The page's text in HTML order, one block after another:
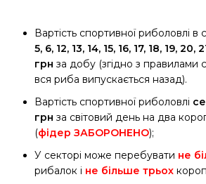
Вартість спортивної риболовлі в
5, 6, 12, 13, 14, 15, 16, 17, 18, 19, 20,
грн за добу (згідно з правилами
вся риба випускається назад).
Вартість спортивної риболовлі
грн за світовий день на два
(фідер ЗАБОРОНЕНО);
У секторі може перебувати не
рибалок і не більше трьох